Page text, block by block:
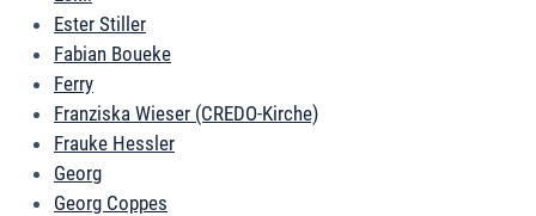
Ester Stiller
Fabian Boueke
Ferry
Franziska Wieser (CREDO-Kirche)
Frauke Hessler
Georg
Georg Coppes